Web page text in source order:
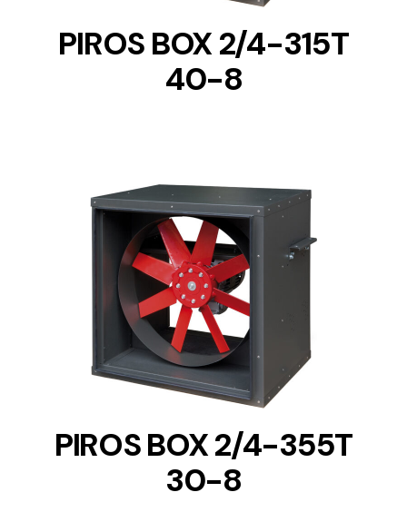
PIROS BOX 2/4-315T
40-8
DETAILS
PIROS BOX 2/4-355T
30-8